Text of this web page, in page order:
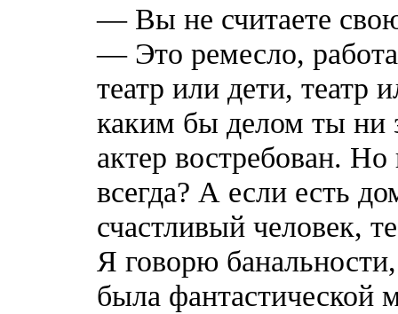
— Вы не считаете
— Это ремесло,
театр или дети, театр
каким бы делом ты ни
актер востребован. Но
всегда? А если есть
счастливый человек,
Я говорю
была фантастической